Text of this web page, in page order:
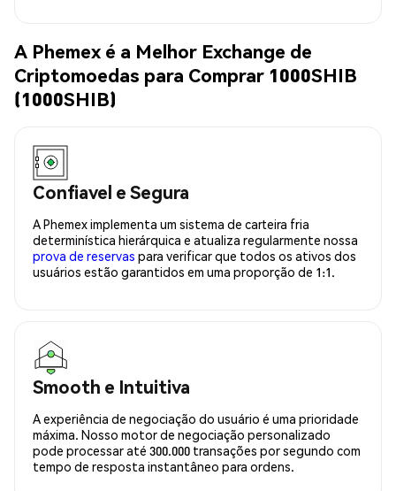
A Phemex é a Melhor Exchange de
Criptomoedas para Comprar 1000SHIB
(1000SHIB)
Confiavel e Segura
A Phemex implementa um sistema de carteira fria
determinística hierárquica e atualiza regularmente nossa
prova de reservas para verificar que todos os ativos dos
usuários estão garantidos em uma proporção de 1:1.
Smooth e Intuitiva
A experiência de negociação do usuário é uma prioridade
máxima. Nosso motor de negociação personalizado
pode processar até 300.000 transações por segundo com
tempo de resposta instantâneo para ordens.